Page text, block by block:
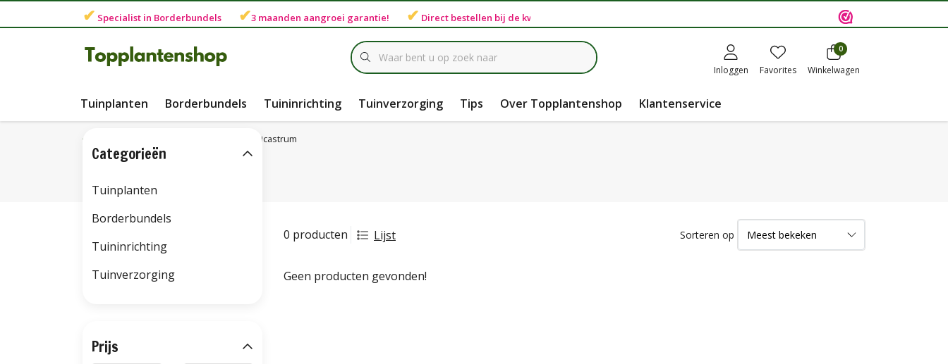
✔ Specialist in Borderbundels ✔3 maanden aangroei garantie! ✔ Direct bestellen bij de kweker
Inloggen Favorites
0
Winkelwagen
Tuinplanten Borderbundels Tuininrichting Tuinverzorging Tips Over Topplantenshop Klantenservice
Veronicastrum
0 producten Lijst Sorteren op
Geen producten gevonden!
Categorieën
Tuinplanten
Borderbundels
Tuininrichting
Tuinverzorging
Prijs